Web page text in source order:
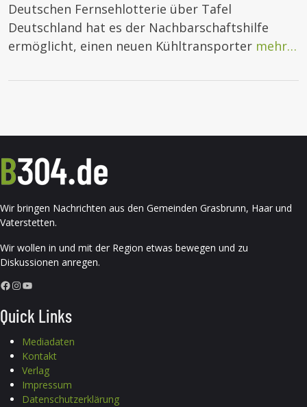
Deutschen Fernsehlotterie über Tafel
Deutschland hat es der Nachbarschaftshilfe
ermöglicht, einen neuen Kühltransporter mehr…
Wir bringen Nachrichten aus den Gemeinden Grasbrunn, Haar und
Vaterstetten.
Wir wollen in und mit der Region etwas bewegen und zu
Diskussionen anregen.
Facebook InstagramYouTube
Quick Links
Mediadaten
Kontakt
Verlag
Impressum
Datenschutzerklärung